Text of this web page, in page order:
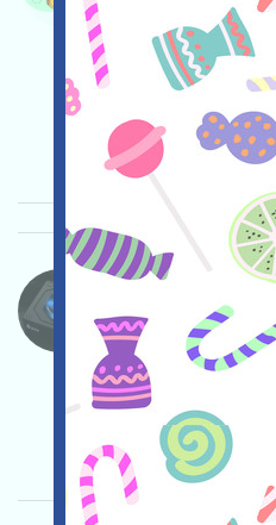
人，則可能可以領
MEXC(bit.ly/
上交換變現它們！
关联: 需申请
重要程度:
IOPn-OPN 语言
IOPn正在空投，這
动页面，完成各項
关联:
间: 2025/07/23
重要程度: ★★★